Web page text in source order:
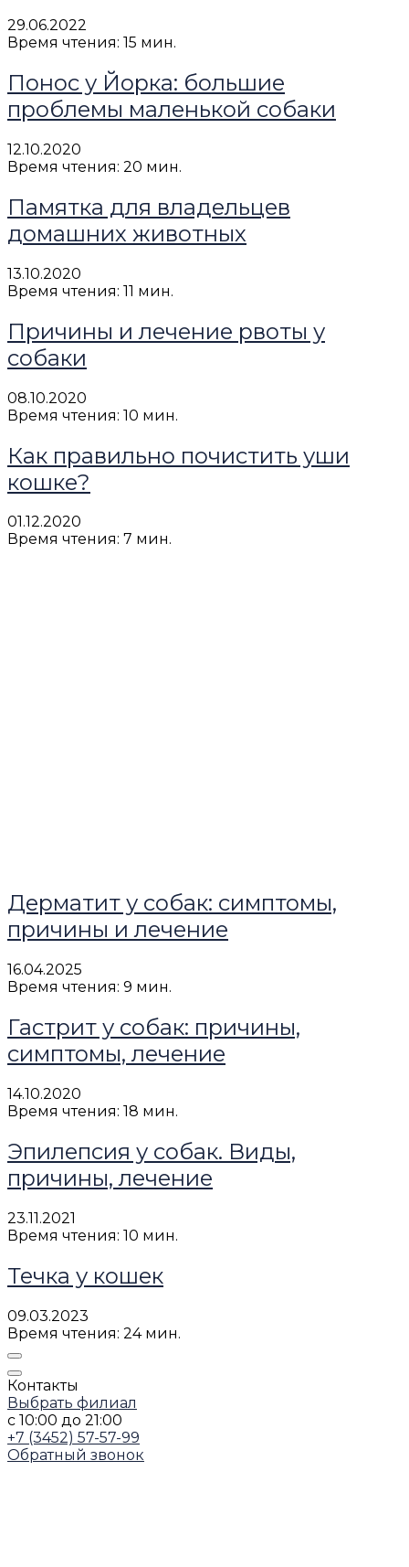
29.06.2022
Время чтения: 15 мин.
Понос у Йорка: большие
проблемы маленькой собаки
12.10.2020
Время чтения: 20 мин.
Памятка для владельцев
домашних животных
13.10.2020
Время чтения: 11 мин.
Причины и лечение рвоты у
собаки
08.10.2020
Время чтения: 10 мин.
Как правильно почистить уши
кошке?
01.12.2020
Время чтения: 7 мин.
Дерматит у собак: симптомы,
причины и лечение
16.04.2025
Время чтения: 9 мин.
Гастрит у собак: причины,
симптомы, лечение
14.10.2020
Время чтения: 18 мин.
Эпилепсия у собак. Виды,
причины, лечение
23.11.2021
Время чтения: 10 мин.
Течка у кошек
09.03.2023
Время чтения: 24 мин.
Контакты
Выбрать филиал
с 10:00 до 21:00
+7 (3452) 57-57-99
Обратный звонок